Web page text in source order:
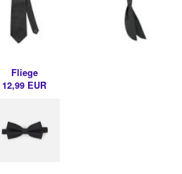
Fliege
12,99 EUR